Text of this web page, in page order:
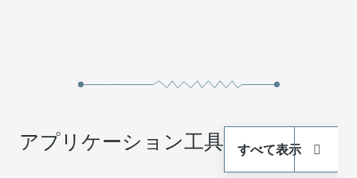
アプリケーション工具 すべて表示